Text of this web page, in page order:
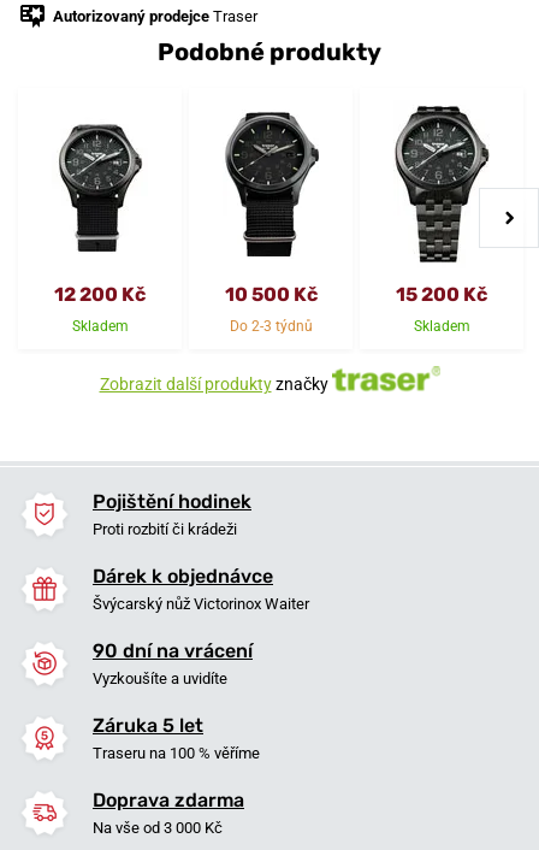
Autorizovaný prodejce Traser
Podobné produkty
12 200 Kč
Skladem
10 500 Kč
Do 2-3 týdnů
15 200 Kč
Skladem
Zobrazit další produktyznačky
Pojištění hodinek
Proti rozbití či krádeži
Dárek k objednávce
Švýcarský nůž Victorinox Waiter
90 dní na vrácení
Vyzkoušíte a uvidíte
Záruka 5 let
Traseru na 100 % věříme
Doprava zdarma
Na vše od 3 000 Kč